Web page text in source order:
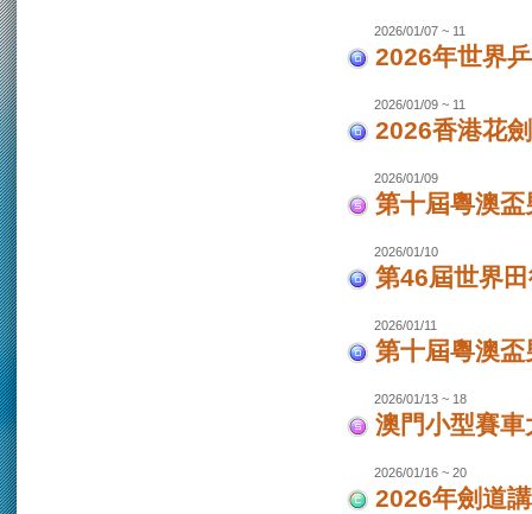
2026/01/07 ~ 11
2026年世界
2026/01/09 ~ 11
2026香港花
2026/01/09
第十屆粵澳
2026/01/10
第46屆世界
2026/01/11
第十屆粵澳
2026/01/13 ~ 18
澳門小型賽
2026/01/16 ~ 20
2026年劍道